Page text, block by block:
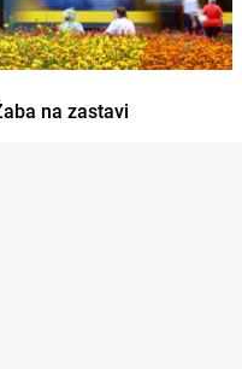
na zastavi